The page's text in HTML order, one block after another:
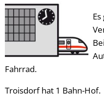
Fahrrad.
Troisdorf hat 1 Bahn-Hof.